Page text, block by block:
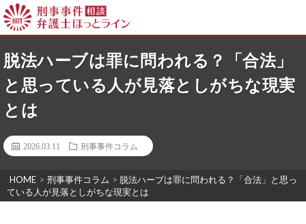
脱法ハーブは罪に問われる？「合法」
と思っている人が見落としがちな現実
とは
2026.03.11 刑事事件コラム
HOME > 刑事事件コラム > 脱法ハーブは罪に問われる？「合法」と思っ
ている人が見落としがちな現実とは